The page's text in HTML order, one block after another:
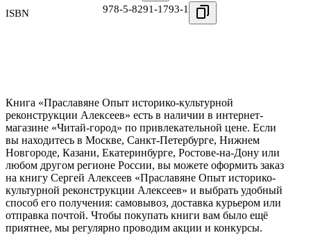
ISBN 978-5-8291-1793-1
Книга «Праславяне Опыт историко-культурной
реконструкции Алексеев» есть в наличии в интернет-
магазине «Читай-город» по привлекательной цене. Если
вы находитесь в Москве, Санкт-Петербурге, Нижнем
Новгороде, Казани, Екатеринбурге, Ростове-на-Дону или
любом другом регионе России, вы можете оформить заказ
на книгу Сергей Алексеев «Праславяне Опыт историко-
культурной реконструкции Алексеев» и выбрать удобный
способ его получения: самовывоз, доставка курьером или
отправка почтой. Чтобы покупать книги вам было ещё
приятнее, мы регулярно проводим акции и конкурсы.